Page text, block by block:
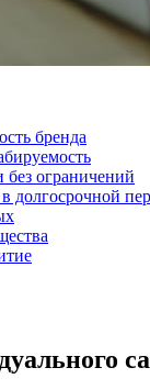
бренда
ограничений
долгосрочной